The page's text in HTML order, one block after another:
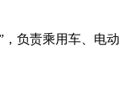
负责乘用车、电动